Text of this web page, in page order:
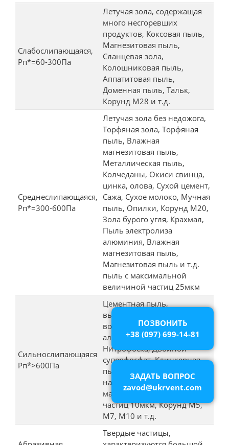
Слабослипающаяся,
Рп*=60-300Па
Летучая зола, содержащая
много несгоревших
продуктов, Коксовая пыль,
Магнезитовая пыль,
Сланцевая зола,
Колошниковая пыль,
Аппатитовая пыль,
Доменная пыль, Тальк,
Корунд М28 и т.д.
Среднеслипающаяся,
Рп*=300-600Па
Летучая зола без недожога,
Торфяная зола, Торфяная
пыль, Влажная
магнезитовая пыль,
Металлическая пыль,
Колчеданы, Окиси свинца,
цинка, олова, Сухой цемент,
Сажа, Сухое молоко, Мучная
пыль, Опилки, Корунд М20,
Зола бурого угля, Крахмал,
Пыль электролиза
алюминия, Влажная
магнезитовая пыль,
Магнезитовая пыль и т.д.
пыль с максимальной
величиной частиц 25мкм
Сильнослипающаяся
Рп*>600Па
Цементная пыль,
выделенная из влажного
воздуха, Гипсовая и
алебастровая пыль,
Нитрофоска, Двойной
суперфосфат, Клинкерная
пыль, содержащая соли
натрия, Пыль с
максимальной величиной
частиц 10мкм, Корунд М5,
М7, М10 и т.д.
Твердые частицы,
ПОЗВОНИТЬ
+38 (097) 699-14-81
ЗАДАТЬ ВОПРОС
zavod@ukrvent.com